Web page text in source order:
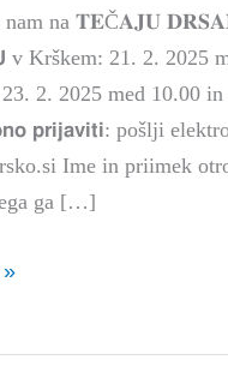
nam na 𝐓𝐄Č𝐀𝐉𝐔
Krškem: 21. 2. 2025
2. 2025 med 10.00 in
𝗽𝗿𝗶𝗷𝗮𝘃𝗶𝘁𝗶: pošlji
Ime in priimek
ga […]